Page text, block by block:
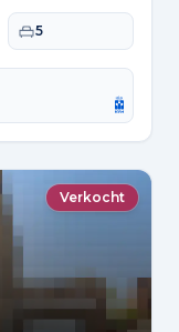
Slaapkamers
5
Verkocht